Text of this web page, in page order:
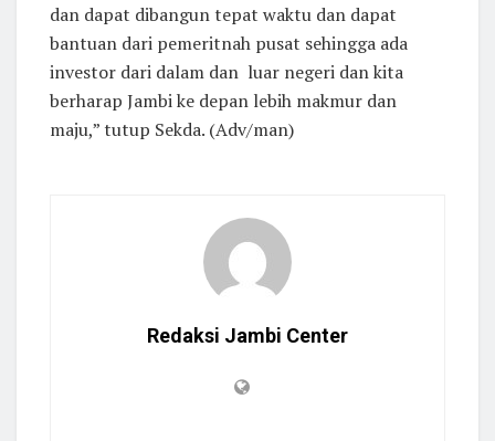
dan dapat dibangun tepat waktu dan dapat
bantuan dari pemeritnah pusat sehingga ada
investor dari dalam dan luar negeri dan kita
berharap Jambi ke depan lebih makmur dan
maju,” tutup Sekda. (Adv/man)
Redaksi Jambi Center